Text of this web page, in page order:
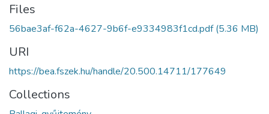
Files
56bae3af-f62a-4627-9b6f-e9334983f1cd.pdf(5.36 MB)
URI
https://bea.fszek.hu/handle/20.500.14711/177649
Collections